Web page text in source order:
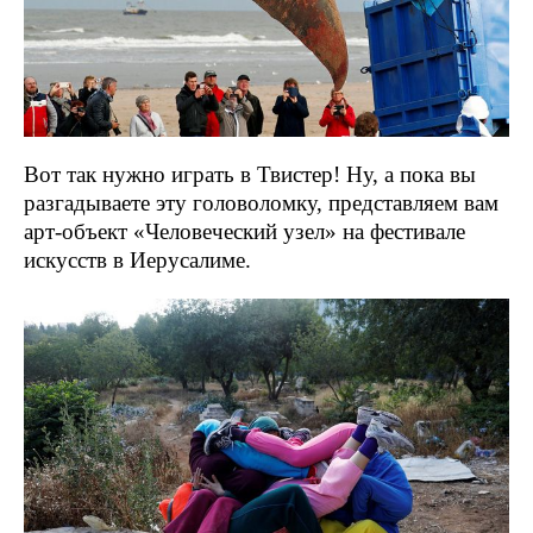
Вот так нужно играть в Твистер! Ну, а пока вы
разгадываете эту головоломку, представляем вам
арт-объект «Человеческий узел» на фестивале
искусств в Иерусалиме.